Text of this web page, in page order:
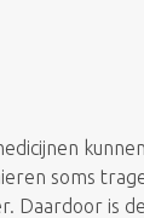
soms
Daardoor is